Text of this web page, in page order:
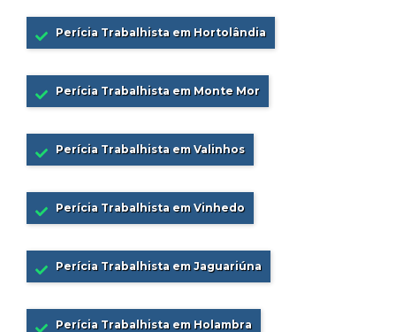
Perícia Trabalhista em Hortolândia
Perícia Trabalhista em Monte Mor
Perícia Trabalhista em Valinhos
Perícia Trabalhista em Vinhedo
Perícia Trabalhista em Jaguariúna
Perícia Trabalhista em Holambra